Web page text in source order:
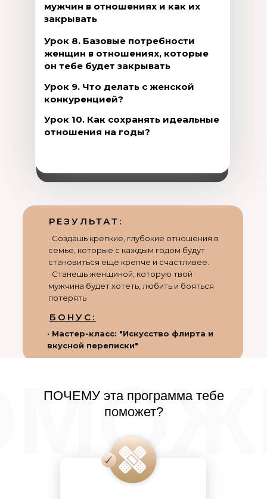
мужчин в отношениях и как их
закрывать
РЕЗУЛЬТАТ:
· Создашь крепкие, глубокие отношения в
семье, которые с каждым годом будут
становиться еще крепче и счастливее.
· Станешь женщиной, которую твой
мужчина будет хотеть, любить и бояться
потерять
Урок 8. Базовые потребности
женщин в отношениях, которые
он тебе будет закрывать
Урок 9. Что делать с женской
конкуренцией?
Урок 10. Как сохранять идеальные
отношения на годы?
БОНУС:
· Мастер-класс: "Искусство флирта и
вкусной переписки"
ПОЧЕМУ эта программа тебе
поможет?